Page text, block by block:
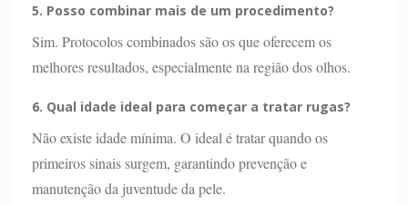
5. Posso combinar mais de um procedimento?
Sim. Protocolos combinados são os que oferecem os
melhores resultados, especialmente na região dos olhos.
6. Qual idade ideal para começar a tratar rugas?
Não existe idade mínima. O ideal é tratar quando os
primeiros sinais surgem, garantindo prevenção e
manutenção da juventude da pele.